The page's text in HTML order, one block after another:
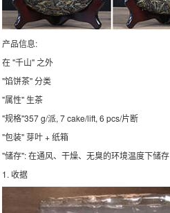
产品信息:
在 "千山" 之外
"馅饼茶" 分类
"属性" 生茶
"规格"357 g/派, 7 cake/lift, 6 pcs/片断
"包装" 芽叶 + 纸箱
"储存": 在通风、干燥、无臭的环境温度下储存
1. 收据